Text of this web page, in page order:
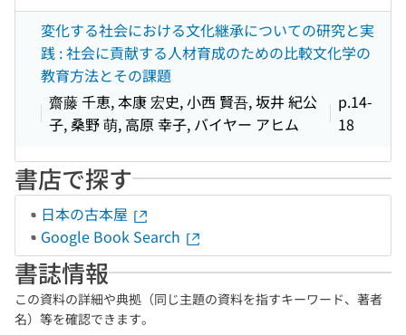
変化する社会における文化継承についての研究と実
践 : 社会に貢献する人材育成のための比較文化学の
教育方法とその課題
齋藤 千恵, 本康 宏史, 小西 賢吾, 坂井 紀公
子, 桑野 萌, 高原 幸子, バイヤー アヒム
p.14-
18
書店で探す
日本の古本屋
Google Book Search
書誌情報
この資料の詳細や典拠（同じ主題の資料を指すキーワード、著者
名）等を確認できます。